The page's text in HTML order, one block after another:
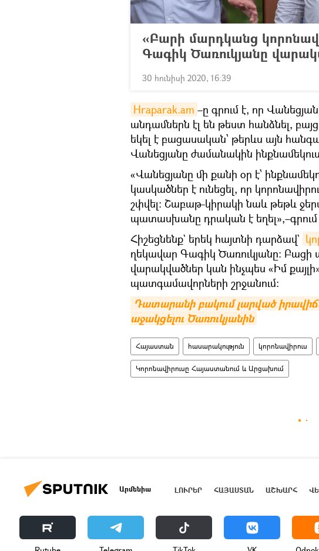
«Բարի մարդկանց
Գագիկ Ծառուկյանը
30 հունիսի 2020, 16:39
Hraparak.am –ը գրում է, որ
անդամներն էլ են թեստ հանձնել,
եկել է բացասական՝ թերևս այն
Վանեցյանը ժամանակին
«Վանեցյանը մի քանի օր է՝
կասկածներ է ունեցել, որ
շփվել: Շաբաթ-կիրակի նաև թեթև
պատասխանը դրական է եղել»,–գրում
Հիշեցնենք` երեկ հայտնի դարձավ`
ղեկավար Գագիկ Ծառուկյանը։ Բացի
վարակվածներ կան ինչպես «Իմ
պատգամավորների շրջանում։
Դատարանի բակում լարված
աջակցելու Ծառուկյանին
Հայաստան հասարակություն կորոնավիրուս
Կորոնավիրուսը Հայաստանում և Արցախում
Արմենիա ԼՈՒՐԵՐ ՀԱՅԱՍՏԱՆ ԱՇԽԱՐՀ